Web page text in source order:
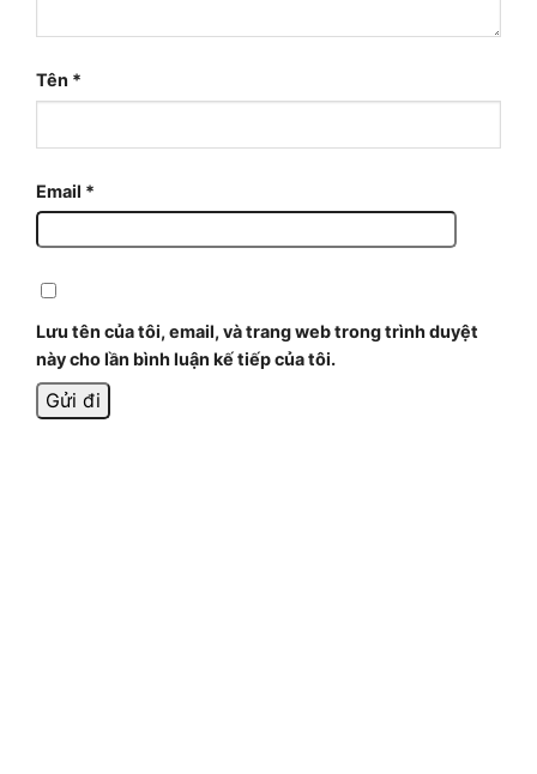
Tên *
Email *
Lưu tên của tôi, email, và trang web trong trình duyệt
này cho lần bình luận kế tiếp của tôi.